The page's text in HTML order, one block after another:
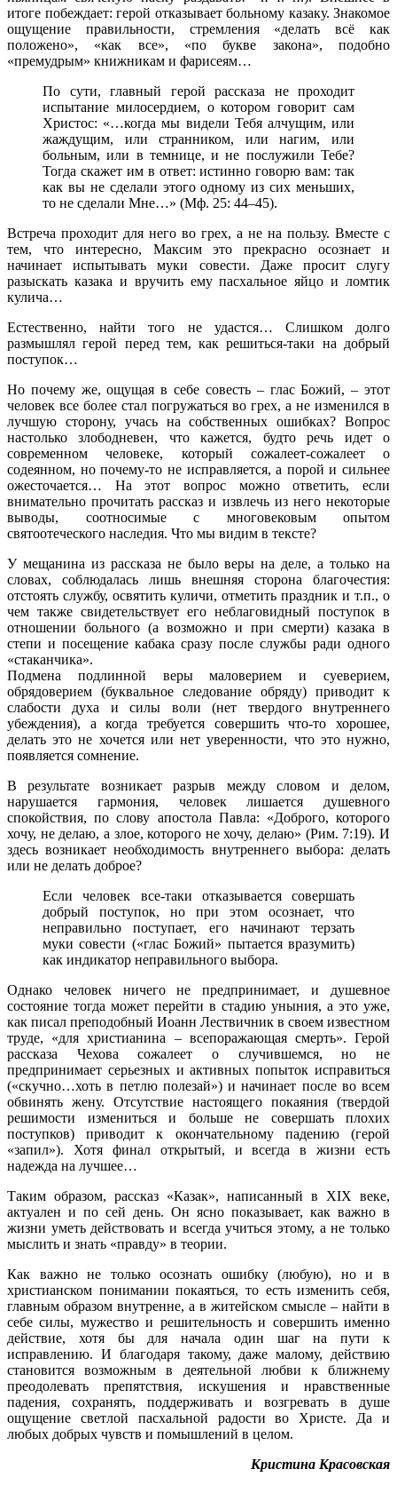
итоге побеждает: герой отказывает больному казаку. Знакомое
ощущение правильности, стремления «делать всё как
положено», «как все», «по букве закона», подобно
«премудрым» книжникам и фарисеям…
По сути, главный герой рассказа не проходит
испытание милосердием, о котором говорит сам
Христос: «…когда мы видели Тебя алчущим, или
жаждущим, или странником, или нагим, или
больным, или в темнице, и не послужили Тебе?
Тогда скажет им в ответ: истинно говорю вам: так
как вы не сделали этого одному из сих меньших,
то не сделали Мне…» (Мф. 25: 44–45).
Встреча проходит для него во грех, а не на пользу. Вместе с
тем, что интересно, Максим это прекрасно осознает и
начинает испытывать муки совести. Даже просит слугу
разыскать казака и вручить ему пасхальное яйцо и ломтик
кулича…
Естественно, найти того не удастся… Слишком долго
размышлял герой перед тем, как решиться-таки на добрый
поступок…
Но почему же, ощущая в себе совесть – глас Божий, – этот
человек все более стал погружаться во грех, а не изменился в
лучшую сторону, учась на собственных ошибках? Вопрос
настолько злободневен, что кажется, будто речь идет о
современном человеке, который сожалеет-сожалеет о
содеянном, но почему-то не исправляется, а порой и сильнее
ожесточается… На этот вопрос можно ответить, если
внимательно прочитать рассказ и извлечь из него некоторые
выводы, соотносимые с многовековым опытом
святоотеческого наследия. Что мы видим в тексте?
У мещанина из рассказа не было веры на деле, а только на
словах, соблюдалась лишь внешняя сторона благочестия:
отстоять службу, освятить куличи, отметить праздник и т.п., о
чем также свидетельствует его неблаговидный поступок в
отношении больного (а возможно и при смерти) казака в
степи и посещение кабака сразу после службы ради одного
«стаканчика».
Подмена подлинной веры маловерием и суеверием,
обрядоверием (буквальное следование обряду) приводит к
слабости духа и силы воли (нет твердого внутреннего
убеждения), а когда требуется совершить что-то хорошее,
делать это не хочется или нет уверенности, что это нужно,
появляется сомнение.
В результате возникает разрыв между словом и делом,
нарушается гармония, человек лишается душевного
спокойствия, по слову апостола Павла: «Доброго, которого
хочу, не делаю, а злое, которого не хочу, делаю» (Рим. 7:19). И
здесь возникает необходимость внутреннего выбора: делать
или не делать доброе?
Если человек все-таки отказывается совершать
добрый поступок, но при этом осознает, что
неправильно поступает, его начинают терзать
муки совести («глас Божий» пытается вразумить)
как индикатор неправильного выбора.
Однако человек ничего не предпринимает, и душевное
состояние тогда может перейти в стадию уныния, а это уже,
как писал преподобный Иоанн Лествичник в своем известном
труде, «для христианина – всепоражающая смерть». Герой
рассказа Чехова сожалеет о случившемся, но не
предпринимает серьезных и активных попыток исправиться
(«скучно…хоть в петлю полезай») и начинает после во всем
обвинять жену. Отсутствие настоящего покаяния (твердой
решимости измениться и больше не совершать плохих
поступков) приводит к окончательному падению (герой
«запил»). Хотя финал открытый, и всегда в жизни есть
надежда на лучшее…
Таким образом, рассказ «Казак», написанный в XIX веке,
актуален и по сей день. Он ясно показывает, как важно в
жизни уметь действовать и всегда учиться этому, а не только
мыслить и знать «правду» в теории.
Как важно не только осознать ошибку (любую), но и в
христианском понимании покаяться, то есть изменить себя,
главным образом внутренне, а в житейском смысле – найти в
себе силы, мужество и решительность и совершить именно
действие, хотя бы для начала один шаг на пути к
исправлению. И благодаря такому, даже малому, действию
становится возможным в деятельной любви к ближнему
преодолевать препятствия, искушения и нравственные
падения, сохранять, поддерживать и возгревать в душе
ощущение светлой пасхальной радости во Христе. Да и
любых добрых чувств и помышлений в целом.
Кристина Красовская